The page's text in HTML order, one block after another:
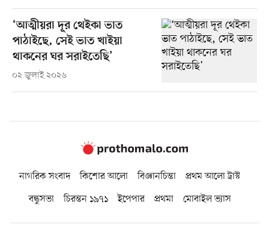
‘আত্মীয়রা দূর থেইকা ভাত
পাঠাইছে, সেই ভাত খাইয়া
থাকনের ঘর সরাইতেছি’
০২ জুলাই ২০২৬
নাগরিক সংবাদ কিশোর আলো বিজ্ঞানচিন্তা
প্রথম আলো ট্রাস্ট
বন্ধুসভা
চিরন্তন ১৯৭১ ইপেপার প্রথমা মোবাইল ভ্যাস